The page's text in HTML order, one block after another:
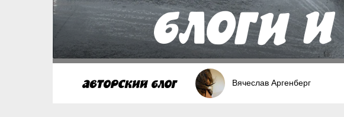
Вячеслав Аргенберг